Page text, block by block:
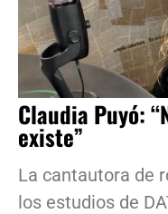
Claudia Puyó:
existe”
La cantautora de
los estudios de